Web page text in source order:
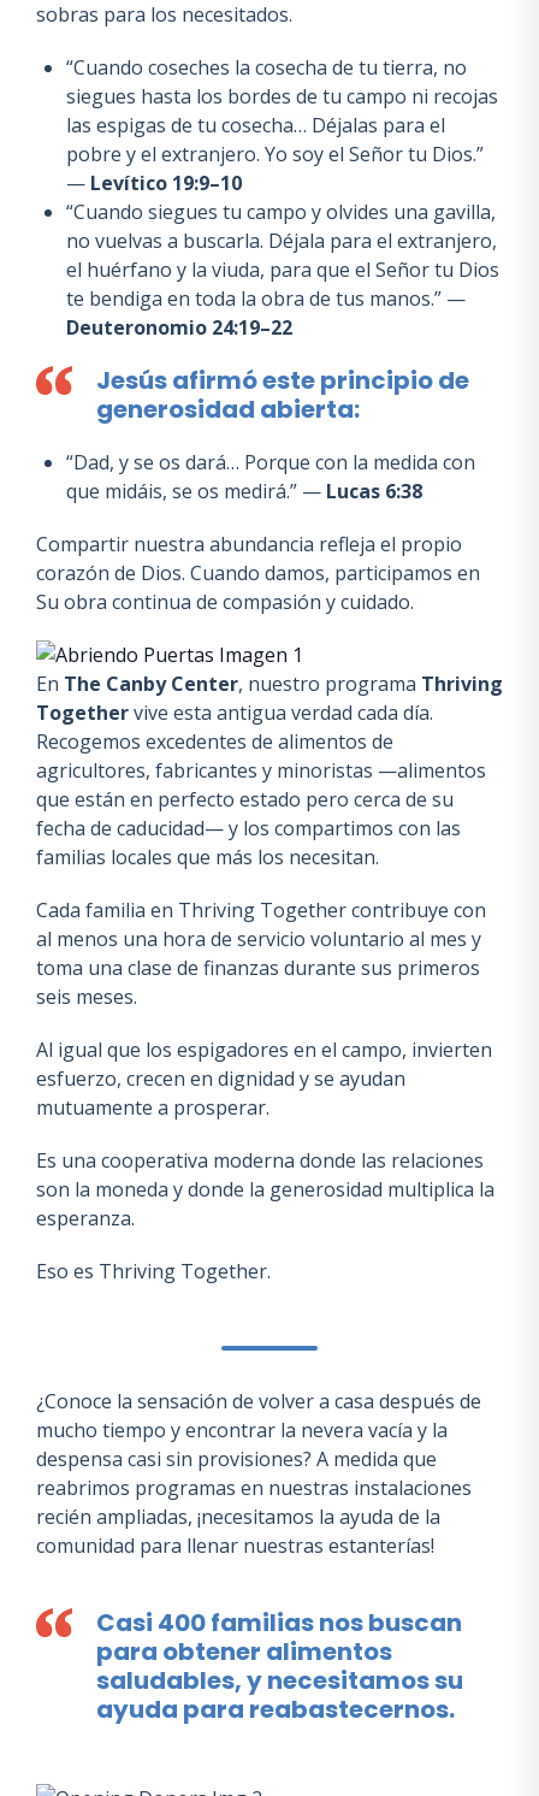
sobras para los necesitados.
“Cuando coseches la cosecha de tu tierra, no
siegues hasta los bordes de tu campo ni recojas
las espigas de tu cosecha… Déjalas para el
pobre y el extranjero. Yo soy el Señor tu Dios.”
— Levítico 19:9–10
“Cuando siegues tu campo y olvides una gavilla,
no vuelvas a buscarla. Déjala para el extranjero,
el huérfano y la viuda, para que el Señor tu Dios
te bendiga en toda la obra de tus manos.” —
Deuteronomio 24:19–22
Jesús afirmó este principio de
generosidad abierta:
“Dad, y se os dará… Porque con la medida con
que midáis, se os medirá.” — Lucas 6:38
Compartir nuestra abundancia refleja el propio
corazón de Dios. Cuando damos, participamos en
Su obra continua de compasión y cuidado.
En The Canby Center, nuestro programa Thriving
Togethervive esta antigua verdad cada día.
Recogemos excedentes de alimentos de
agricultores, fabricantes y minoristas —alimentos
que están en perfecto estado pero cerca de su
fecha de caducidad— y los compartimos con las
familias locales que más los necesitan.
Cada familia en Thriving Together contribuye con
al menos una hora de servicio voluntario al mes y
toma una clase de finanzas durante sus primeros
seis meses.
Al igual que los espigadores en el campo, invierten
esfuerzo, crecen en dignidad y se ayudan
mutuamente a prosperar.
Es una cooperativa moderna donde las relaciones
son la moneda y donde la generosidad multiplica la
esperanza.
Eso es Thriving Together.
¿Conoce la sensación de volver a casa después de
mucho tiempo y encontrar la nevera vacía y la
despensa casi sin provisiones? A medida que
reabrimos programas en nuestras instalaciones
recién ampliadas, ¡necesitamos la ayuda de la
comunidad para llenar nuestras estanterías!
Casi 400 familias nos buscan
para obtener alimentos
saludables, y necesitamos su
ayuda para reabastecernos.